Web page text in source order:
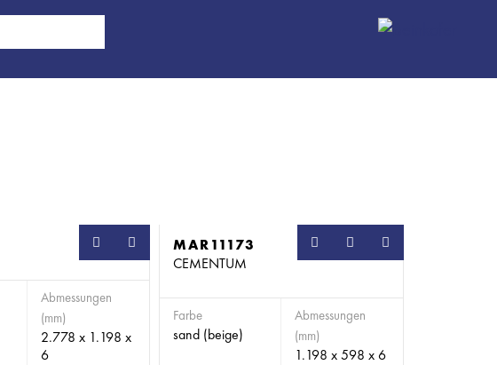
Abmessungen
(mm)
2.778 x 1.198 x
6
MAR11173
CEMENTUM
Farbe
sand (beige)
Abmessungen
(mm)
1.198 x 598 x 6